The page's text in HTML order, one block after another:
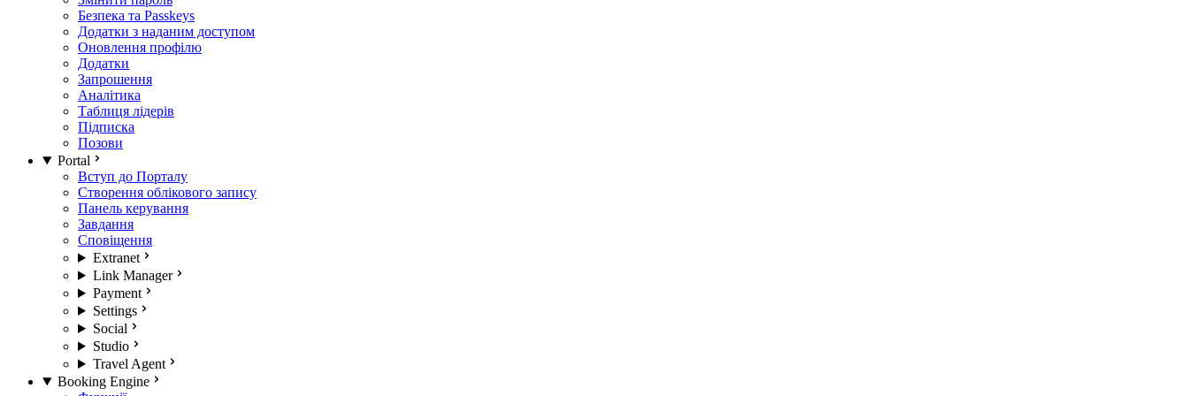
Безпека та Passkeys
Додатки з наданим доступом
Оновлення профілю
Додатки
Запрошення
Аналітика
Таблиця лідерів
Підписка
Позови
Portal
Вступ до Порталу
Створення облікового запису
Панель керування
Завдання
Сповіщення
Extranet
Link Manager
Payment
Settings
Social
Studio
Travel Agent
Booking Engine